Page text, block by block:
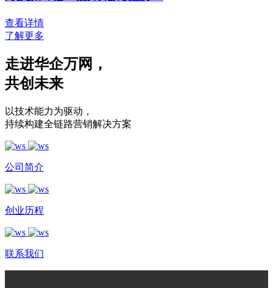
查看详情
了解更多
走进华企万网 ，
共创未来
以技术能力为驱动 ，
持续构建全链路营销解决方案
公司简介
创业历程
联系我们